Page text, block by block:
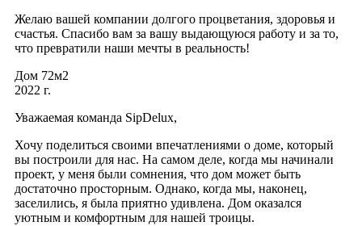
Желаю вашей компании долгого процветания, здоровья и
счастья. Спасибо вам за вашу выдающуюся работу и за то,
что превратили наши мечты в реальность!
Дом 72м2
2022 г.
Уважаемая команда SipDelux,
Хочу поделиться своими впечатлениями о доме, который
вы построили для нас. На самом деле, когда мы начинали
проект, у меня были сомнения, что дом может быть
достаточно просторным. Однако, когда мы, наконец,
заселились, я была приятно удивлена. Дом оказался
уютным и комфортным для нашей троицы.